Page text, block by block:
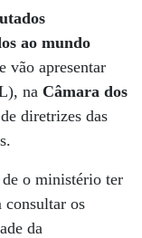
ao mundo
vão apresentar
na Câmara dos
diretrizes das
o ministério ter
consultar os
da